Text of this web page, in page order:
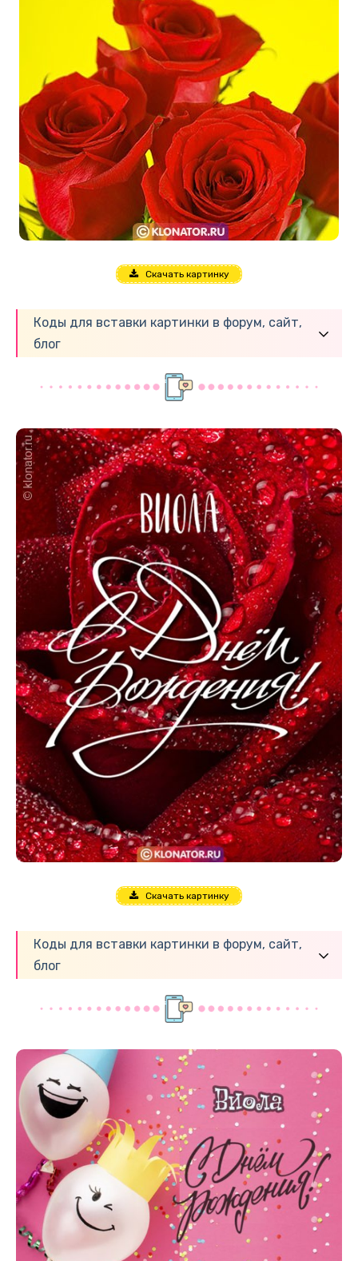
Скачать картинку
Коды для вставки картинки в форум, сайт,
блог
Скачать картинку
Коды для вставки картинки в форум, сайт,
блог